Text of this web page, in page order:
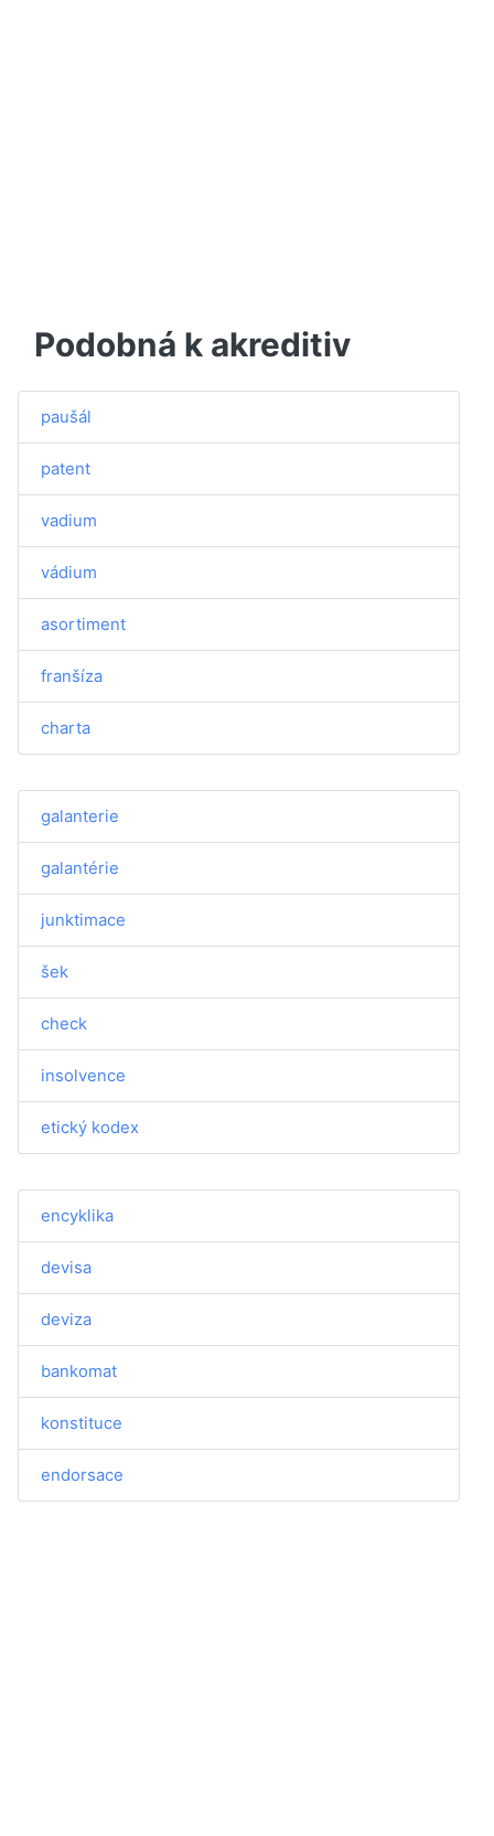
Podobná k akreditiv
paušál
patent
vadium
vádium
asortiment
franšíza
charta
galanterie
galantérie
junktimace
šek
check
insolvence
etický kodex
encyklika
devisa
deviza
bankomat
konstituce
endorsace